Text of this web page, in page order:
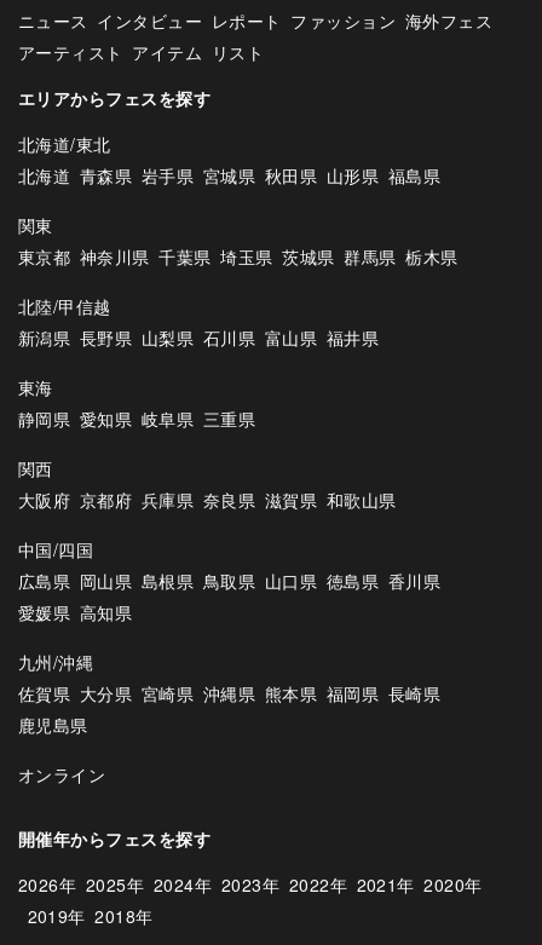
ニュース インタビュー レポート ファッション 海外フェス
アーティスト アイテム
リスト
エリアからフェスを探す
北海道/東北
北海道 青森県 岩手県 宮城県 秋田県 山形県 福島県
関東
東京都 神奈川県 千葉県 埼玉県 茨城県 群馬県 栃木県
北陸/甲信越
新潟県 長野県 山梨県 石川県 富山県 福井県
東海
静岡県 愛知県 岐阜県 三重県
関西
大阪府 京都府 兵庫県 奈良県 滋賀県 和歌山県
中国/四国
広島県 岡山県 島根県 鳥取県 山口県 徳島県 香川県
愛媛県 高知県
九州/沖縄
佐賀県 大分県 宮崎県 沖縄県 熊本県 福岡県 長崎県
鹿児島県
オンライン
開催年からフェスを探す
2026年 2025年 2024年 2023年 2022年 2021年 2020年
2019年 2018年